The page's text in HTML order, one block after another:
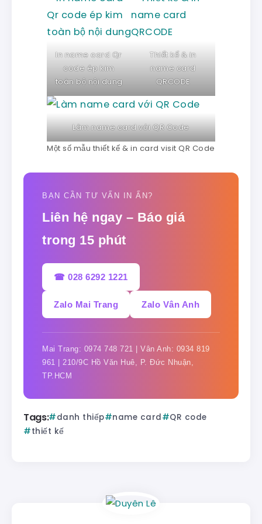
In name card Qr
code ép kim
toàn bộ nội dung
Thiết kế & in
name card
QRCODE
Làm name card với QR Code
Một số mẫu thiết kế & in card visit QR Code
BẠN CẦN TƯ VẤN IN ẤN?
Liên hệ ngay – Báo giá
trong 15 phút
☎ 028 6292 1221
Zalo Mai Trang Zalo Vân Anh
Mai Trang: 0974 748 721 | Vân Anh: 0934 819
961 | 210/9C Hồ Văn Huê, P. Đức Nhuận,
TP.HCM
Tags: danh thiếp name card
QR code
thiết kế